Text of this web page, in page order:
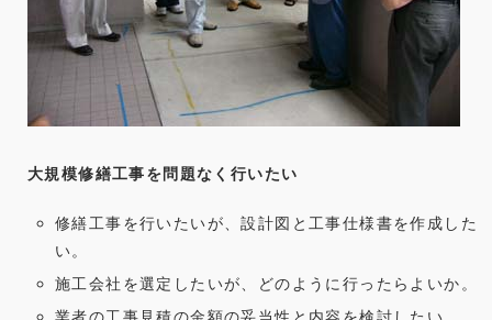
大規模修繕工事を問題なく行いたい
修繕工事を行いたいが、設計図と工事仕様書を作成した
い。
施工会社を選定したいが、どのように行ったらよいか。
業者の工事見積の金額の妥当性と内容を検討したい。